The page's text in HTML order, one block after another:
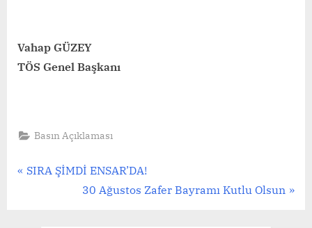
Vahap GÜZEY
TÖS Genel Başkanı
Basın Açıklaması
Yazı
gezinmesi
P
SIRA ŞİMDİ ENSAR’DA!
N
30 Ağustos Zafer Bayramı Kutlu Olsun